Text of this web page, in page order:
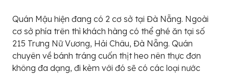
Quán Mậu hiện đang có 2 cơ sở tại Đà Nẵng. Ngoài
cơ sở phía trên thì khách hàng có thể ghé ăn tại số
215 Trưng Nữ Vương, Hải Châu, Đà Nẵng. Quán
chuyên về bánh tráng cuốn thịt heo nên thực đơn
không đa dạng, đi kèm với đó sẽ có các loại nước